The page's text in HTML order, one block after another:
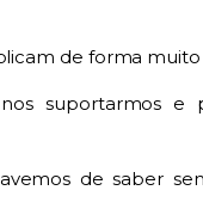
de forma
suportarmos e
de saber